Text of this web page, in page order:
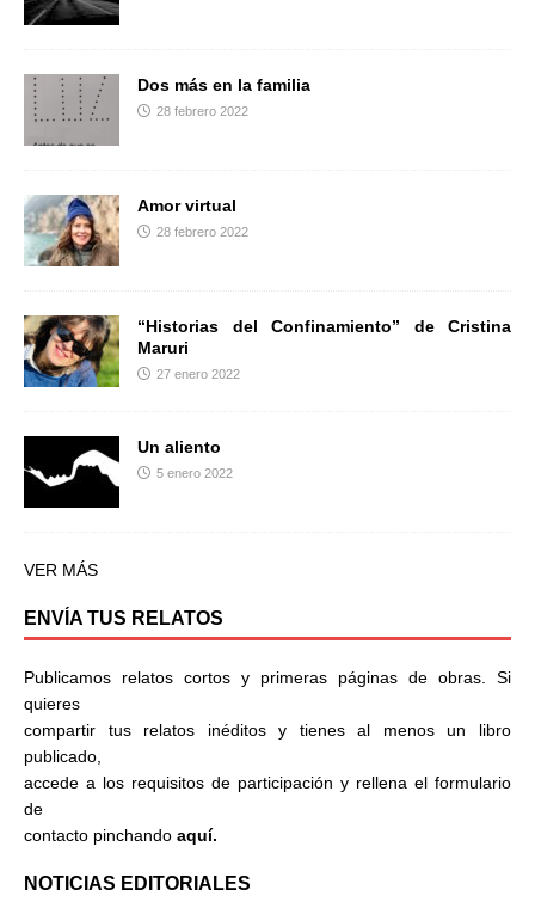
Dos más en la familia
28 febrero 2022
Amor virtual
28 febrero 2022
“Historias del Confinamiento” de Cristina
Maruri
27 enero 2022
Un aliento
5 enero 2022
VER MÁS
ENVÍA TUS RELATOS
Publicamos relatos cortos y primeras páginas de obras. Si
quieres
compartir tus relatos inéditos y tienes al menos un libro
publicado,
accede a los requisitos de participación y rellena el formulario
de
contacto pinchando aquí.
NOTICIAS EDITORIALES